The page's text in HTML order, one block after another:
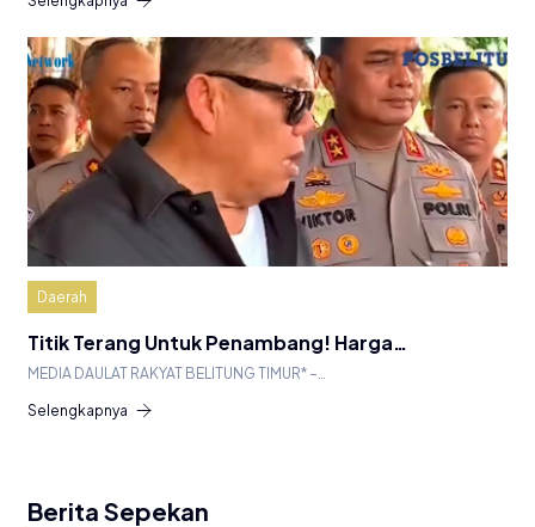
Daerah
Titik Terang Untuk Penambang! Harga…
MEDIA DAULAT RAKYAT BELITUNG TIMUR* –…
Selengkapnya
Berita Sepekan